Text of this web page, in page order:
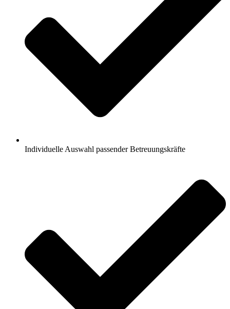
Individuelle Auswahl passender Betreuungskräfte